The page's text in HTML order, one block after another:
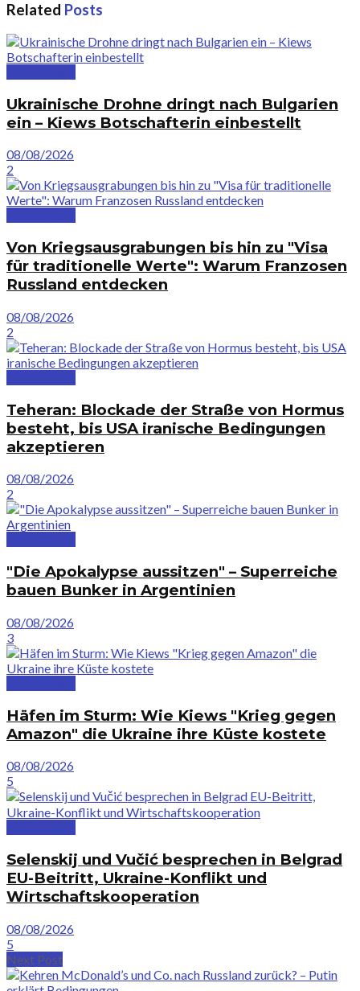
Related Posts
Ukrainische Drohne dringt nach Bulgarien
ein – Kiews Botschafterin einbestellt
08/08/2026
2
Von Kriegsausgrabungen bis hin zu "Visa
für traditionelle Werte": Warum Franzosen
Russland entdecken
08/08/2026
2
Teheran: Blockade der Straße von Hormus
besteht, bis USA iranische Bedingungen
akzeptieren
08/08/2026
2
"Die Apokalypse aussitzen" – Superreiche
bauen Bunker in Argentinien
08/08/2026
3
Häfen im Sturm: Wie Kiews "Krieg gegen
Amazon" die Ukraine ihre Küste kostete
08/08/2026
5
Selenskij und Vučić besprechen in Belgrad
EU-Beitritt, Ukraine-Konflikt und
Wirtschaftskooperation
08/08/2026
5
Next Post